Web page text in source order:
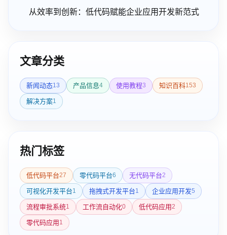
从效率到创新：低代码赋能企业应用开发新范式
文章分类
新闻动态13 产品信息4 使用教程3 知识百科153
解决方案1
热门标签
低代码平台27 零代码平台6 无代码平台2
可视化开发平台1 拖拽式开发平台1 企业应用开发5
流程审批系统1 工作流自动化0 低代码应用2
零代码应用1